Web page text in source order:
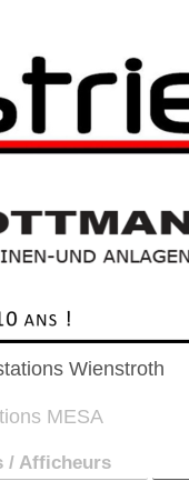
Wienstroth
MESA
/ Afficheurs